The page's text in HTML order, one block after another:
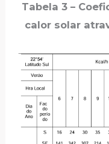
Tabela 3 –
calor solar